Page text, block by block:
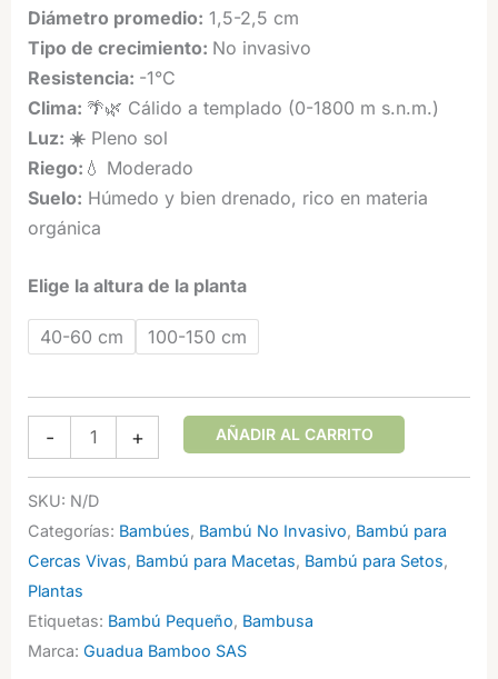
Diámetro promedio: 1,5-2,5 cm
Tipo de crecimiento: No invasivo
Resistencia: -1°C
Clima: 🌴🌿 Cálido a templado (0-1800 m s.n.m.)
Luz: ☀️ Pleno sol
Riego: 💧 Moderado
Suelo: Húmedo y bien drenado, rico en materia
orgánica
Elige la altura de la planta
40-60 cm 100-150 cm
-
Bambusa
glaucophylla
+ AÑADIR AL CARRITO
SKU: N/D
Categorías: Bambúes, Bambú No Invasivo, Bambú para
Cercas Vivas, Bambú para Macetas, Bambú para Setos,
Plantas
Etiquetas: Bambú Pequeño, Bambusa
Marca: Guadua Bamboo SAS